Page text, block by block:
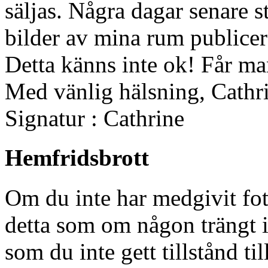
säljas. Några dagar senare
bilder av mina rum
Detta känns inte ok! Får
Med vänlig hälsning,
Signatur : Cathrine
Hemfridsbrott
Om du inte har medgivit
detta som om någon
som du inte gett tillstånd